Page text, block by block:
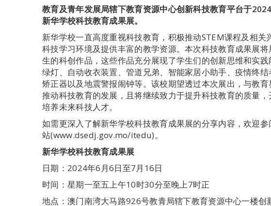
教育及青年发展局辖下教育资源中心创新科技教育平台于2024
新华学校科技教育成果展。
新华学校一直高度重视科技教育，积极推动STEM课程及相关
科技学习环境及提供丰富的教学资源。本次科技教育成果展
生的科创作品，这些作品充分展现了学生们的创新思维和实
绿灯、自动收衣装置、管道兄弟、智能家居小助手、疫情终
矫正器以及地震警报闹钟等。该校期望透过本次展出，与教
推动科技教育的发展，且将继续致力于提升科技教育的质量，
培养未来科技人才。
如需更深入了解新华学校科技教育成果展的分享内容，欢迎
站(www.dsedj.gov.mo/itedu)。
新华学校科技教育成果展
日期：2024年6月6日至7月16日
时间：星期一至五上午10时30分至晚上7时正
地点：澳门南湾大马路926号教青局辖下教育资源中心一楼创